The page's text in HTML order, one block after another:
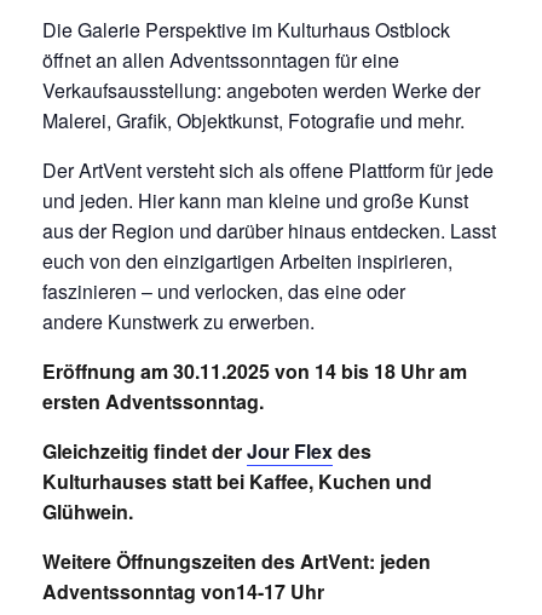
Die Galerie Perspektive im Kulturhaus Ostblock
öffnet an allen Adventssonntagen für eine
Verkaufsausstellung: angeboten werden Werke der
Malerei, Grafik, Objektkunst, Fotografie und mehr.
Der ArtVent versteht sich als offene Plattform für jede
und jeden. Hier kann man kleine und große Kunst
aus der Region und darüber hinaus entdecken. Lasst
euch von den einzigartigen Arbeiten inspirieren,
faszinieren – und verlocken, das eine oder
andere Kunstwerk zu erwerben.
Eröffnung am 30.11.2025 von 14 bis 18 Uhr am
ersten Adventssonntag.
Gleichzeitig findet derJour Flexdes
Kulturhauses statt bei Kaffee, Kuchen und
Glühwein.
Weitere Öffnungszeiten des ArtVent: jeden
Adventssonntag von14-17 Uhr